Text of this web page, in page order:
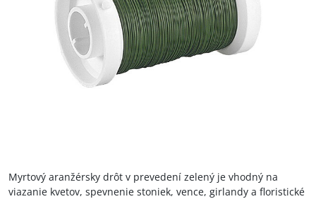
Myrtový aranžérsky drôt v prevedení zelený je vhodný na
viazanie kvetov, spevnenie stoniek, vence, girlandy a floristické